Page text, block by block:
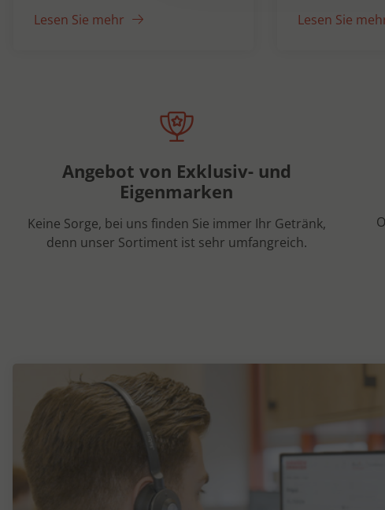
Lesen Sie mehr
Lesen Sie
Angebot von Exklusiv- und
Eigenmarken
Keine Sorge, bei uns finden Sie immer Ihr Getränk,
denn unser Sortiment ist sehr umfangreich.